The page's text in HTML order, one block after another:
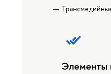
Элементы